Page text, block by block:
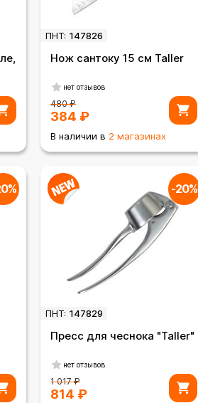
ПНТ: 147826
Нож сантоку 15 см Taller
нет отзывов
480₽
384 ₽
В наличии в 2 магазинах
ПНТ: 147829
-20%
Пресс для чеснока "Taller"
нет отзывов
1 017₽
814 ₽